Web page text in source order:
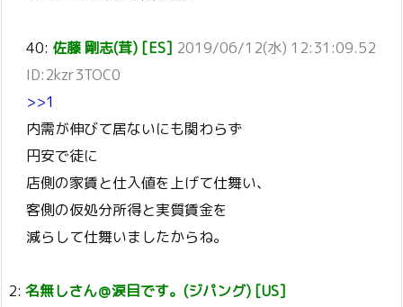
40: 佐藤 剛志(茸) [ES] 2019/06/12(水) 12:31:09.52
ID:2kzr3TOC0
>>1
内需が伸びて居ないにも関わらず
円安で徒に
店側の家賃と仕入値を上げて仕舞い、
客側の仮処分所得と実質賃金を
減らして仕舞いましたからね。
2: 名無しさん＠涙目です。(ジパング) [US]